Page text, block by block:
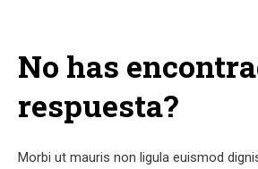
No has
respuesta?
Morbi ut mauris non ligula euismod